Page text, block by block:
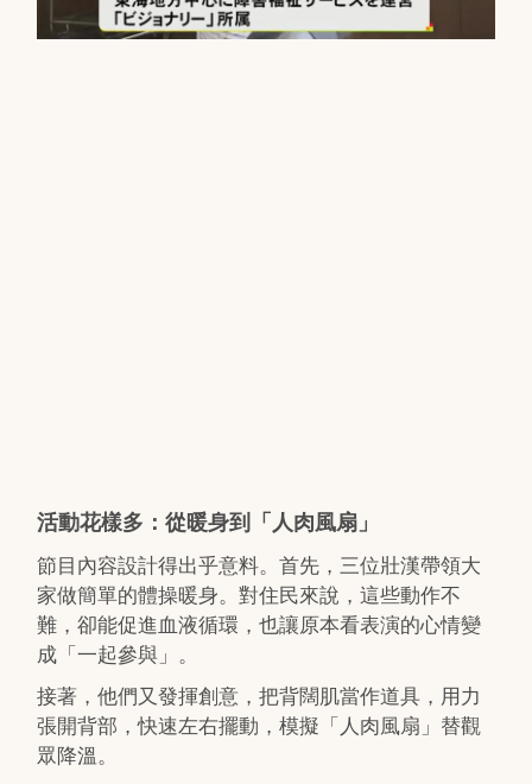
活動花樣多：從暖身到「人肉風扇」
節目內容設計得出乎意料。首先，三位壯漢帶領大
家做簡單的體操暖身。對住民來說，這些動作不
難，卻能促進血液循環，也讓原本看表演的心情變
成「一起參與」。
接著，他們又發揮創意，把背闊肌當作道具，用力
張開背部，快速左右擺動，模擬「人肉風扇」替觀
眾降溫。